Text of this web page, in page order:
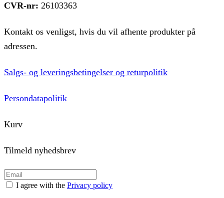
CVR-nr: 26103363
Kontakt os venligst, hvis du vil afhente produkter på
adressen.
Salgs- og leveringsbetingelser og returpolitik
Persondatapolitik
Kurv
Tilmeld nyhedsbrev
I agree with the Privacy policy